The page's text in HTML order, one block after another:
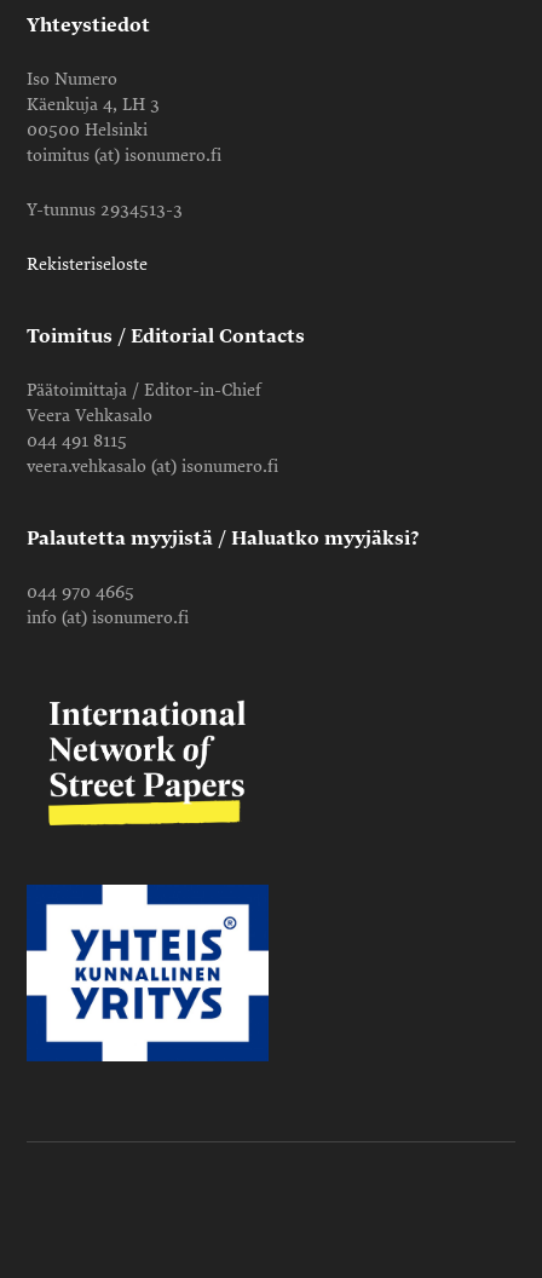
Yhteystiedot
Iso Numero
Käenkuja 4, LH 3
00500 Helsinki
toimitus (at) isonumero.fi
Y-tunnus 2934513-3
Rekisteriseloste
Toimitus / Editorial Contacts
Päätoimittaja / Editor-in-Chief
Veera Vehkasalo
044 491 8115
veera.vehkasalo (at) isonumero.fi
Palautetta myyjistä / Haluatko myyjäksi?
044 970 4665
info (at) isonumero.fi